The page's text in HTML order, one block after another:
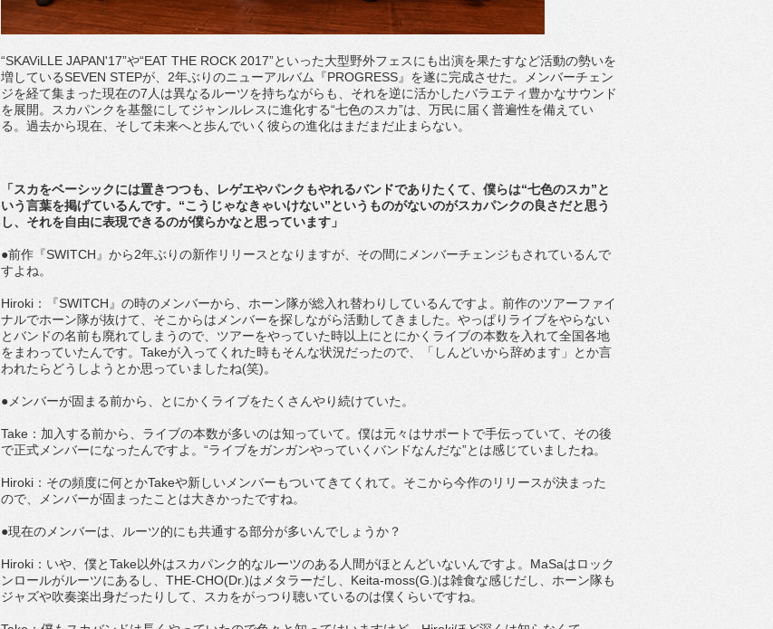
“SKAViLLE JAPAN'17”や“EAT THE ROCK 2017”といった大型野外フェスにも出演を果たすなど活動の勢いを
増しているSEVEN STEPが、2年ぶりのニューアルバム『PROGRESS』を遂に完成させた。メンバーチェン
ジを経て集まった現在の7人は異なるルーツを持ちながらも、それを逆に活かしたバラエティ豊かなサウンド
を展開。スカパンクを基盤にしてジャンルレスに進化する“七色のスカ”は、万民に届く普遍性を備えてい
る。過去から現在、そして未来へと歩んでいく彼らの進化はまだまだ止まらない。
「スカをベーシックには置きつつも、レゲエやパンクもやれるバンドでありたくて、僕らは“七色のスカ”と
いう言葉を掲げているんです。“こうじゃなきゃいけない”というものがないのがスカパンクの良さだと思う
し、それを自由に表現できるのが僕らかなと思っています」
●前作『SWITCH』から2年ぶりの新作リリースとなりますが、その間にメンバーチェンジもされているんで
すよね。
Hiroki：『SWITCH』の時のメンバーから、ホーン隊が総入れ替わりしているんですよ。前作のツアーファイ
ナルでホーン隊が抜けて、そこからはメンバーを探しながら活動してきました。やっぱりライブをやらない
とバンドの名前も廃れてしまうので、ツアーをやっていた時以上にとにかくライブの本数を入れて全国各地
をまわっていたんです。Takeが入ってくれた時もそんな状況だったので、「しんどいから辞めます」とか言
われたらどうしようとか思っていましたね(笑)。
●メンバーが固まる前から、とにかくライブをたくさんやり続けていた。
Take：加入する前から、ライブの本数が多いのは知っていて。僕は元々はサポートで手伝っていて、その後
で正式メンバーになったんですよ。“ライブをガンガンやっていくバンドなんだな”とは感じていましたね。
Hiroki：その頻度に何とかTakeや新しいメンバーもついてきてくれて。そこから今作のリリースが決まった
ので、メンバーが固まったことは大きかったですね。
●現在のメンバーは、ルーツ的にも共通する部分が多いんでしょうか？
Hiroki：いや、僕とTake以外はスカパンク的なルーツのある人間がほとんどいないんですよ。MaSaはロック
ンロールがルーツにあるし、THE-CHO(Dr.)はメタラーだし、Keita-moss(G.)は雑食な感じだし、ホーン隊も
ジャズや吹奏楽出身だったりして、スカをがっつり聴いているのは僕くらいですね。